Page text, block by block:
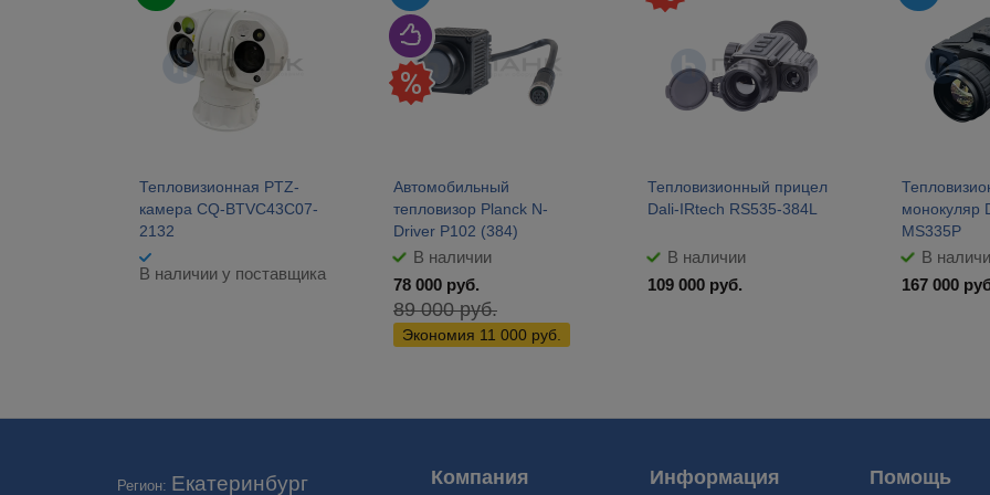
Тепловизионная PTZ-
камера CQ-BTVC43C07-
2132
В наличии у поставщика
Автомобильный
тепловизор Planck N-
Driver P102 (384)
В наличии
78 000 руб.
89 000руб.
Экономия 11 000 руб.
Тепловизионный прицел
Dali-IRtech RS535-384L
В наличии
109 000 руб.
монокуляр
MS335P
В
167 000
Регион: Екатеринбург Компания Информация Помощь